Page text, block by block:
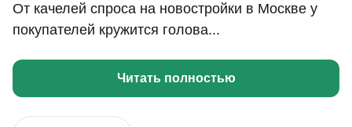
От качелей спроса на новостройки в Москве у
покупателей кружится голова...
Читать полностью